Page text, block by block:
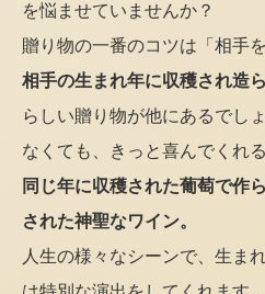
を悩ませていませんか？
贈り物の一番のコツは「相手
相手の生まれ年に収穫され造
らしい贈り物が他にあるでし
なくても、きっと喜んでくれ
同じ年に収穫された葡萄で作
された神聖なワイン。
人生の様々なシーンで、生ま